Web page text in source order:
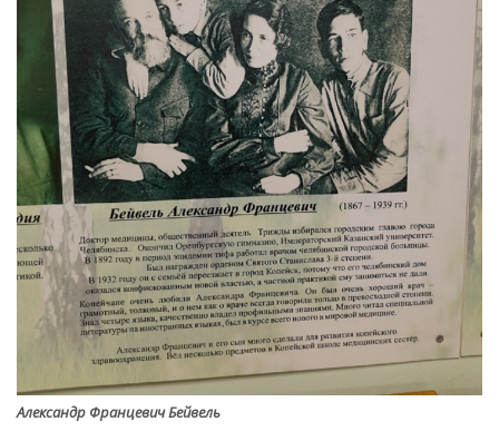
Александр Францевич Бейвель